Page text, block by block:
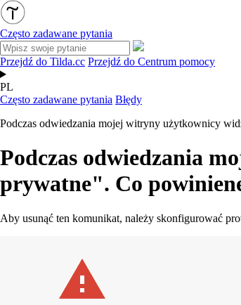
Często zadawane pytania
Przejdź do Tilda.cc Przejdź do Centrum pomocy
PL
Często zadawane pytania Błędy
Podczas odwiedzania mojej witryny użytkownicy
Podczas odwiedzania
prywatne". Co
Aby usunąć ten komunikat, należy skonfigurować